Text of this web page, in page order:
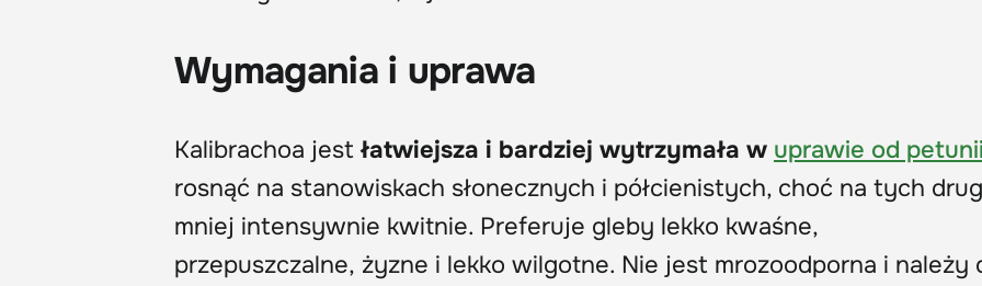
Wymagania i uprawa
Kalibrachoa jestłatwiejsza i bardziej wytrzymała w uprawie od petunii
rosnąć na stanowiskach słonecznych i półcienistych, choć na tych
mniej intensywnie kwitnie. Preferuje gleby lekko kwaśne,
przepuszczalne, żyzne i lekko wilgotne. Nie jest mrozoodporna i należy